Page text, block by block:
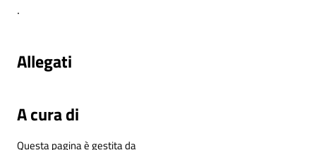
.
Allegati
A cura di
Questa pagina è gestita da